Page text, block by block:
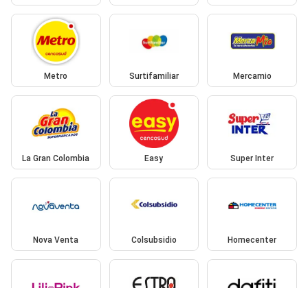
Metro Surtifamiliar Mercamio
La Gran Colombia Easy Super Inter
Nova Venta Colsubsidio Homecenter